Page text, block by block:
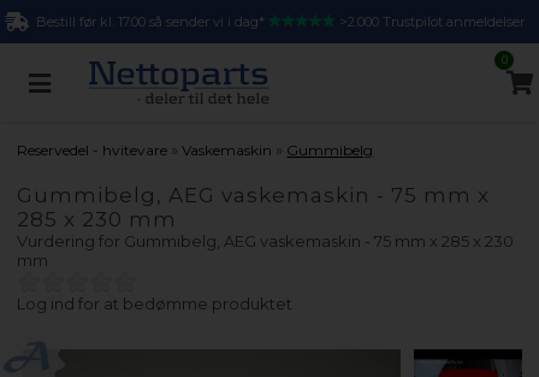
Bestill før kl. 17.00 så sender vi i dag* >2.000 Trustpilot anmeldelser
0
Reservedel - hvitevare »Vaskemaskin » Gummibelg
Gummibelg, AEG vaskemaskin - 75 mm x
285 x 230 mm
Vurdering for Gummibelg, AEG vaskemaskin - 75 mm x 285 x 230
mm
Log ind for at bedømme produktet